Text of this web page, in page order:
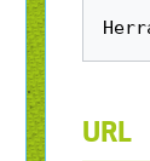
URL